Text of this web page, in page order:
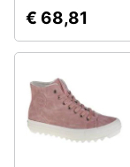
€ 68,81